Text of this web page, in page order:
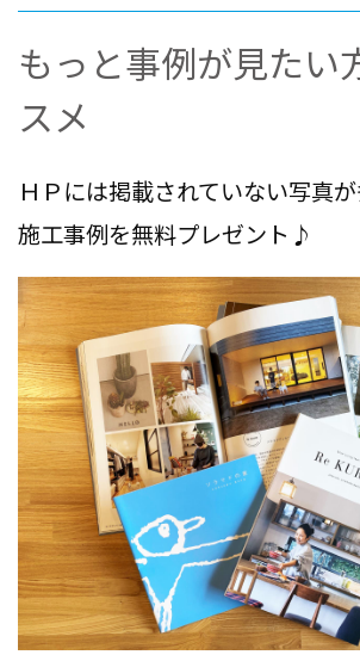
もっと事例が見たい
スメ
ＨＰには掲載されていない写真
施工事例を無料プレゼント♪